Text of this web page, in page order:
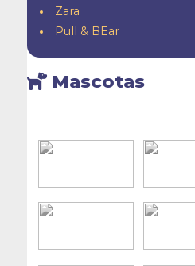
Zara
Pull & BEar
Mascotas